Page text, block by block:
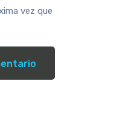
vez que